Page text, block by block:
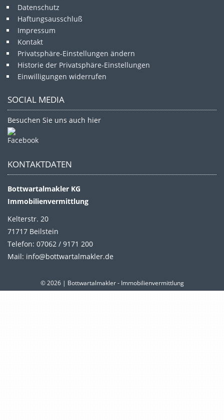
Datenschutz
Haftungsausschluß
Impressum
Kontakt
Privatsphäre-Einstellungen ändern
Historie der Privatsphäre-Einstellungen
Einwilligungen widerrufen
SOCIAL MEDIA
Besuchen Sie uns auch hier
KONTAKTDATEN
Bottwartalmakler KG
Immobilienvermittlung
Kelterstr. 20
71717 Beilstein
Telefon: 07062 / 9171 200
Mail: info@bottwartalmakler.de
© 2026 | Bottwartalmakler - Immobilienvermittlung